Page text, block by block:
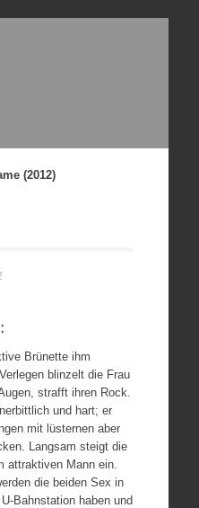
(2012)
Brünette ihm
blinzelt die Frau
strafft ihren Rock.
und hart; er
mit lüsternen aber
Langsam steigt die
attraktiven Mann ein.
die beiden Sex in
Bahnstation haben und